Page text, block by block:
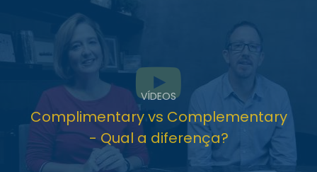
VÍDEOS
Complimentary vs Complementary
- Qual a diferença?